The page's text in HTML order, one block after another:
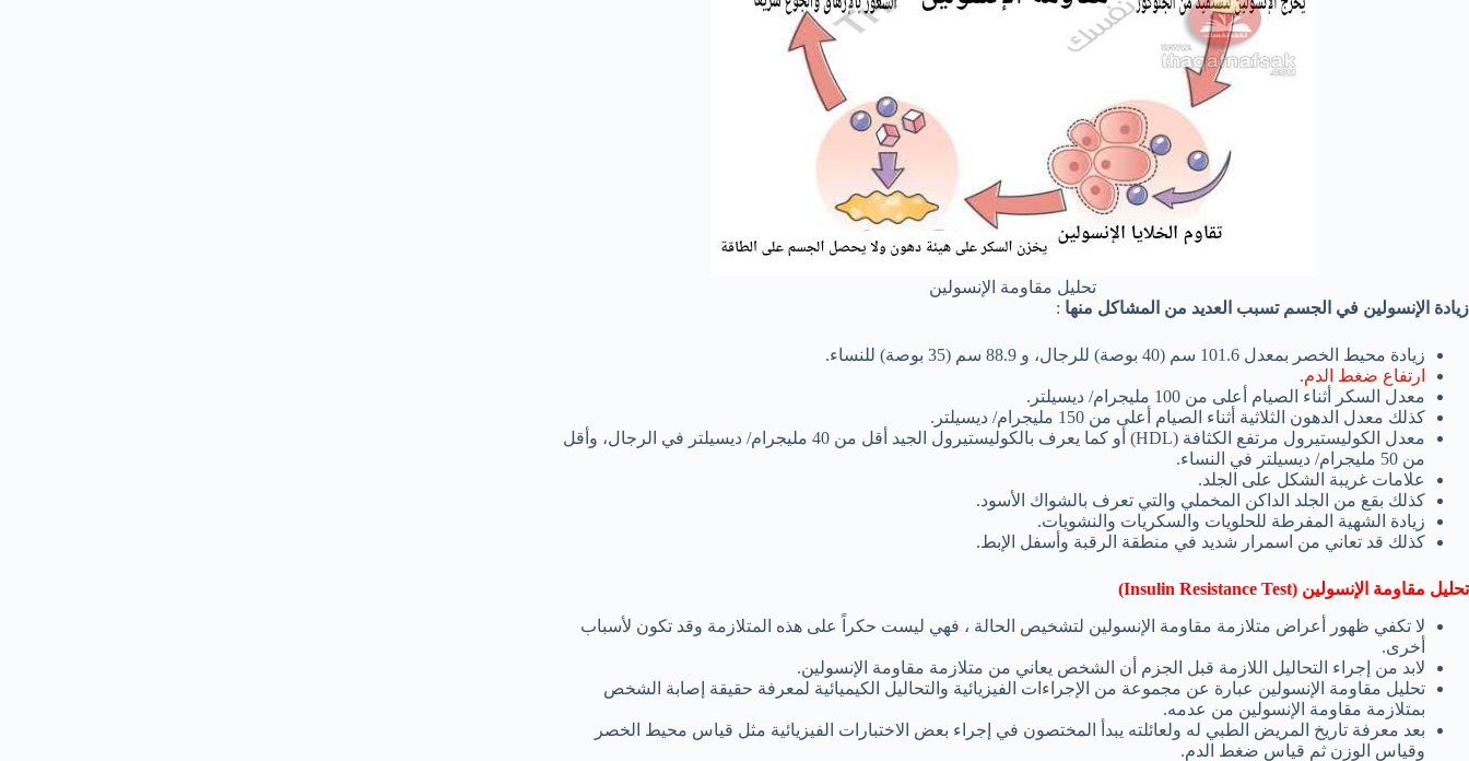
تحليل مقاومة الإنسولين
زيادة الإنسولين في الجسم تسبب العديد من المشاكل منها :
زيادة محيط الخصر بمعدل 101.6 سم (40 بوصة) للرجال، و 88.9 سم (35 بوصة) للنساء.
ارتفاع ضغط الدم.
معدل السكر أثناء الصيام أعلى من 100 مليجرام/ ديسيلتر.
كذلك معدل الدهون الثلاثية أثناء الصيام أعلى من 150 مليجرام/ ديسيلتر.
معدل الكوليستيرول مرتفع الكثافة (HDL) أو كما يعرف بالكوليستيرول الجيد أقل من 40 مليجرام/ ديسيلتر في الرجال، وأقل
من 50 مليجرام/ ديسيلتر في النساء.
علامات غريبة الشكل على الجلد.
كذلك بقع من الجلد الداكن المخملي والتي تعرف بالشواك الأسود.
زيادة الشهية المفرطة للحلويات والسكريات والنشويات.
كذلك قد تعاني من اسمرار شديد في منطقة الرقبة وأسفل الإبط.
تحليل مقاومة الإنسولين (Insulin Resistance Test)
لا تكفي ظهور أعراض متلازمة مقاومة الإنسولين لتشخيص الحالة ، فهي ليست حكراً على هذه المتلازمة وقد تكون لأسباب
أخرى.
لابد من إجراء التحاليل اللازمة قبل الجزم أن الشخص يعاني من متلازمة مقاومة الإنسولين.
تحليل مقاومة الإنسولين عبارة عن مجموعة من الإجراءات الفيزيائية والتحاليل الكيميائية لمعرفة حقيقة إصابة الشخص
بمتلازمة مقاومة الإنسولين من عدمه.
بعد معرفة تاريخ المريض الطبي له ولعائلته يبدأ المختصون في إجراء بعض الاختبارات الفيزيائية مثل قياس محيط الخصر
وقياس الوزن ثم قياس ضغط الدم.